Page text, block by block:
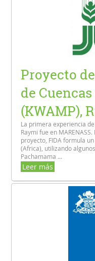
Proyecto
de
(KWAMP),
La primera experiencia
Raymi fue en
proyecto, FIDA formula
(Africa), utilizando
Pachamama ...
Leer más